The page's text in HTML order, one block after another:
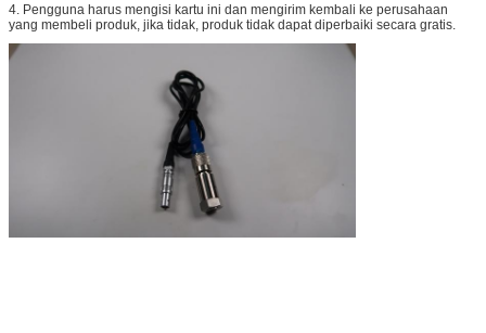
4. Pengguna harus mengisi kartu ini dan mengirim kembali ke perusahaan
yang membeli produk, jika tidak, produk tidak dapat diperbaiki secara gratis.